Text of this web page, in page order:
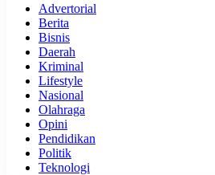
Advertorial
Berita
Bisnis
Daerah
Kriminal
Lifestyle
Nasional
Olahraga
Opini
Pendidikan
Politik
Teknologi